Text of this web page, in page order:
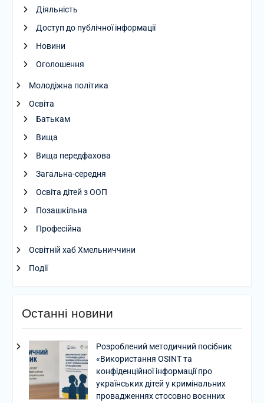
Діяльність
Доступ до публічної інформації
Новини
Оголошення
Молодіжна політика
Освіта
Батькам
Вища
Вища передфахова
Загальна-середня
Освіта дітей з ООП
Позашкільна
Професійна
Освітній хаб Хмельниччини
Події
Останні новини
Розроблений методичний посібник
«Використання OSINT та
конфіденційної інформації про
українських дітей у кримінальних
провадженнях стосовно воєнних